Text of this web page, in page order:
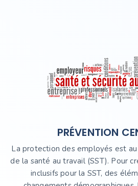
PRÉVENTION
La protection des employés est
de la santé au travail (SST). Pour
inclusifs pour la SST, des